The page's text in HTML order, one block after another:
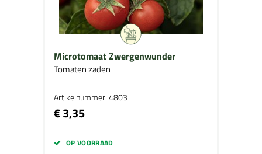
Microtomaat Zwergenwunder
Tomaten zaden
Artikelnummer: 4803
€ 3,35
OP VOORRAAD